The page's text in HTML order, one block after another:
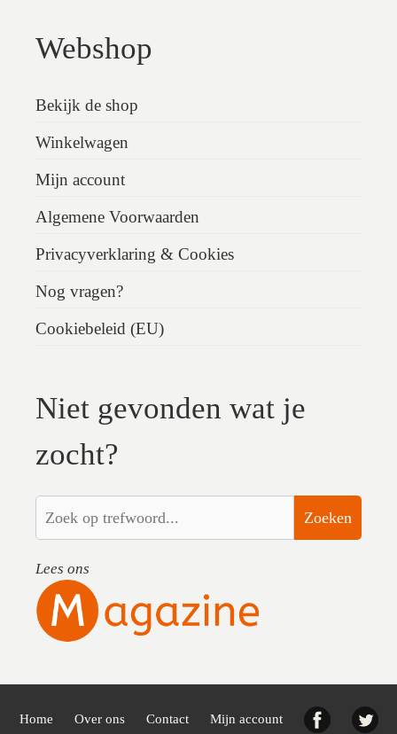
Webshop
Bekijk de shop
Winkelwagen
Mijn account
Algemene Voorwaarden
Privacyverklaring & Cookies
Nog vragen?
Cookiebeleid (EU)
Niet gevonden wat je
zocht?
Zoeken
Lees ons
Home Over ons Contact Mijn account Facebook